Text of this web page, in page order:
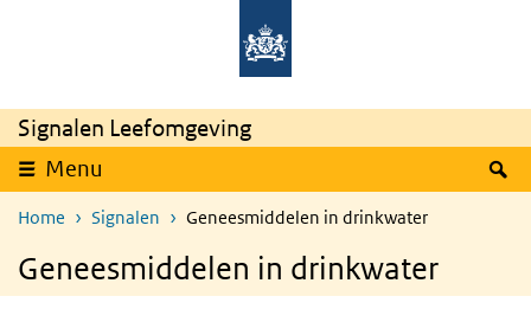
Overslaan en naar de inhoud gaan
Signalen Leefomgeving
Menu
Home Signalen Geneesmiddelen in drinkwater
Geneesmiddelen in drinkwater